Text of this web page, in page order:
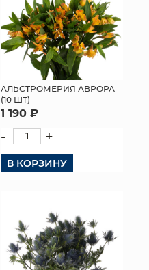
АЛЬСТРОМЕРИЯ АВРОРА
(10 ШТ)
1 190 ₽
- +
В КОРЗИНУ